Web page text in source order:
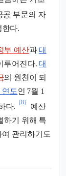
공 부문의 자
한다.
부 예산과대
루어진다.대
의 원천이 되
연도인 7월 1
다.
[8]
예산
하기 위해 특
여 관리하기도